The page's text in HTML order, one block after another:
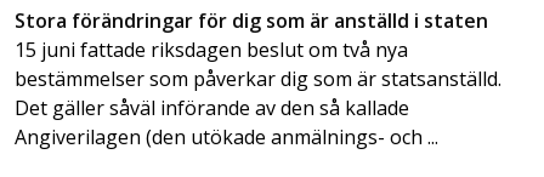
Stora förändringar för dig som är anställd i staten
15 juni fattade riksdagen beslut om två nya
bestämmelser som påverkar dig som är statsanställd.
Det gäller såväl införande av den så kallade
Angiverilagen (den utökade anmälnings- och ...